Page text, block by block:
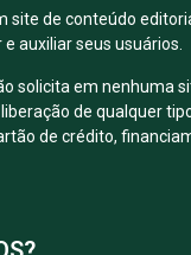
site de conteúdo
auxiliar seus usuários.
solicita em nenhuma
de qualquer
de crédito,